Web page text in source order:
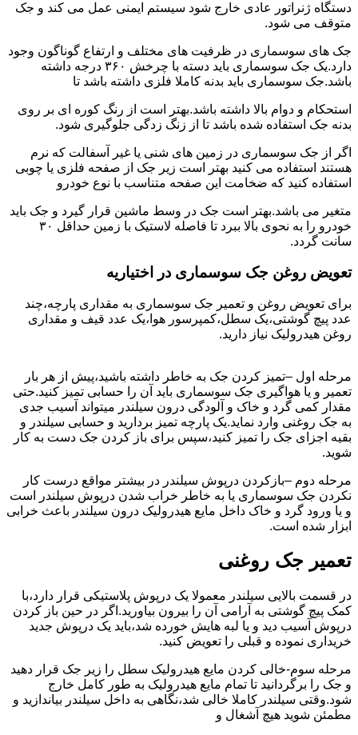
دستگاه ژنراتور عادی خارج شود سیستم ایمنی عمل می کند و جک
متوقف می شود.
جک های سوسماری در ظرفیت های مختلف و ارتفاع گوناگون وجود
دارد.یک جک سوسماری باید دسته با چرخش ۳۶۰ درجه داشته
باشد.جک سوسماری باید بدنه کاملا فلزی داشته باشد تا
استحکام و دوام بالا داشته باشد.بهتر است از رنگ کوره ای بر روی
بدنه جک استفاده شده باشد تا از زنگ زدگی جلوگیری شود.
اگر از جک سوسماری در زمین های شنی یا غیر آسفالت که نرم
هستند استفاده می کنید بهتر است زیر جک از صفحه فلزی یا چوبی
استفاده کنید که ضخامت این صفحه متناسب با نوع خودرو
متغیر می باشد.بهتر است جک در وسط ماشین قرار گیرد و جک باید
خودرو را به نحوی بالا ببرد تا فاصله لاستیک با زمین حداقل ۳۰
سانت گردد.
تعویض روغن جک سوسماری در اختیاریه
برای تعویض روغن و تعمیر جک سوسماری به مقداری پارچه،چند
عدد پیچ گوشتی،یک سطل،کمپرسور هوا،یک عدد قیف و مقداری
روغن هیدرولیک نیاز دارید.
مرحله اول –تمیز کردن جک به خاطر داشته باشید،پیش از هر بار
تعمیر و یا هواگیری جک سوسماری باید آن را حسابی تمیز کنید.حتی
مقدار کمی گرد و خاک و آلودگی درون سیلندر میتواند آسیب جدی
به جک روغنی وارد نماید.یک پارچه تمیز بردارید و حسابی سیلندر و
بقیه اجزای جک را تمیز کنید،سپس برای باز کردن جک دست به کار
شوید.
مرحله دوم –بازکردن درپوش سیلندر در بیشتر مواقع درست کار
نکردن جک سوسماری یا به خاطر خراب شدن درپوش سیلندر است
و یا ورود گرد و خاک داخل مایع هیدرولیک درون سیلندر باعث خرابی
ابزار شده است.
تعمیر جک روغنی
در قسمت بالایی سیلندر معمولا یک درپوش پلاستیکی قرار دارد،با
کمک پیچ گوشتی به آرامی آن را بیرون بیاورید.اگر در حین باز کردن
درپوش آسیب دید و یا لبه هایش خورده شد،باید یک درپوش جدید
خریداری نموده و قبلی را تعویض کنید.
مرحله سوم-خالی کردن مایع هیدرولیک سطل را زیر جک قرار دهید
و جک را برگردانید تا تمام مایع هیدرولیک به طور کامل خارج
شود.وقتی سیلندر کاملا خالی شد،نگاهی به داخل سیلندر بیاندازید و
مطمئن شوید هیچ آشغال و